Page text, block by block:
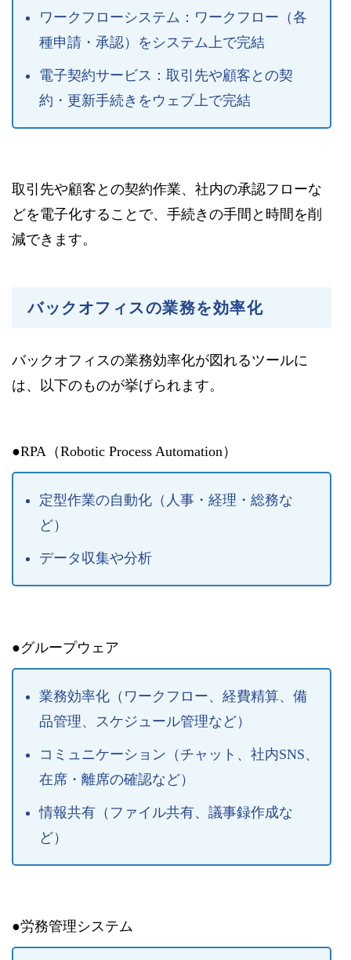
ワークフローシステム：ワークフロー（各
種申請・承認）をシステム上で完結
電子契約サービス：取引先や顧客との契
約・更新手続きをウェブ上で完結
取引先や顧客との契約作業、社内の承認フローな
どを電子化することで、手続きの手間と時間を削
減できます。
バックオフィスの業務を効率化
バックオフィスの業務効率化が図れるツールに
は、以下のものが挙げられます。
●RPA（Robotic Process Automation）
定型作業の自動化（人事・経理・総務な
ど）
データ収集や分析
●グループウェア
業務効率化（ワークフロー、経費精算、備
品管理、スケジュール管理など）
コミュニケーション（チャット、社内SNS、
在席・離席の確認など）
情報共有（ファイル共有、議事録作成な
ど）
●労務管理システム